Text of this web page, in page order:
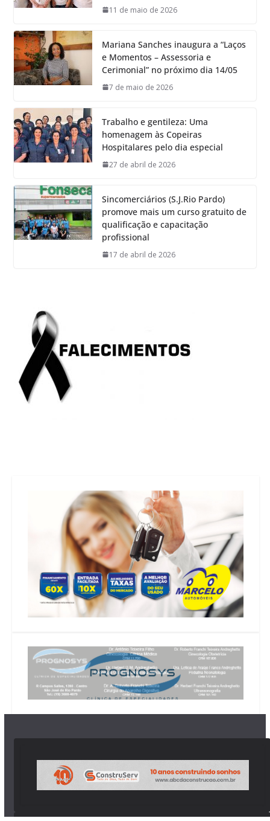
11 de maio de 2026
Mariana Sanches inaugura a “Laços
e Momentos – Assessoria e
Cerimonial” no próximo dia 14/05
7 de maio de 2026
Trabalho e gentileza: Uma
homenagem às Copeiras
Hospitalares pelo dia especial
27 de abril de 2026
Sincomerciários (S.J.Rio Pardo)
promove mais um curso gratuito de
qualificação e capacitação
profissional
17 de abril de 2026